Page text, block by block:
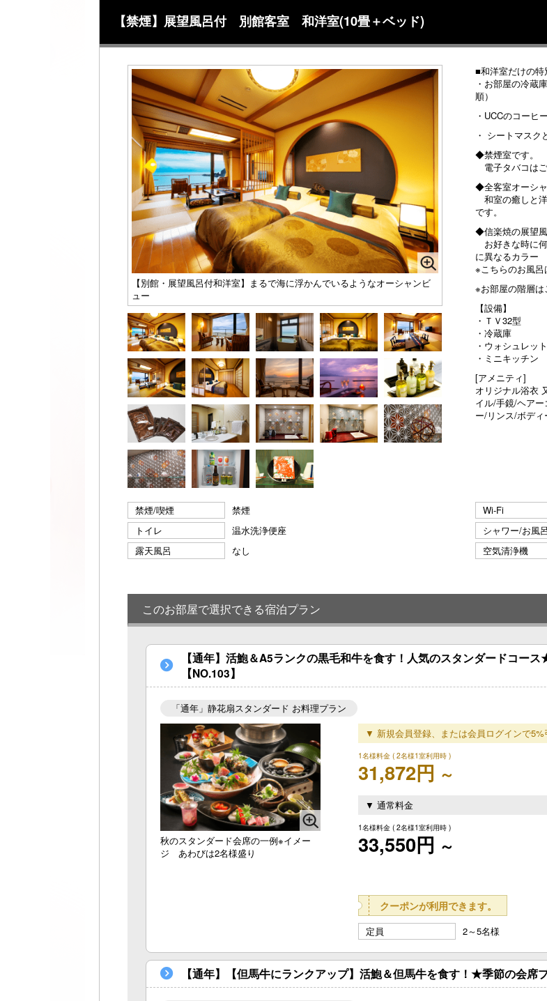
【禁煙】展望風呂付 別館客室 和洋室(10畳＋ベッド)
【別館・展望風呂付和洋室】まるで海に浮かんでいるようなオーシャンビ
ュー
■和洋室だけの
・お部屋の冷蔵
順）
・UCCのコーヒ
・ シートマスク
◆禁煙室です。
電子タバコは
◆全客室オーシ
和室の癒しと
です。
◆信楽焼の展望
お好きな時に
に異なるカラー
※こちらのお風呂
※お部屋の階層
【設備】
・ＴＶ32型
・冷蔵庫
・ウォシュレッ
・ミニキッチン
[アメニティ]
オリジナル浴衣
イル/手鏡/ヘア
ー/リンス/ボデ
禁煙/喫煙 禁煙 Wi-Fi
トイレ
温水洗浄便座 シャワー/お風呂
露天風呂
なし 空気清浄機
このお部屋で選択できる宿泊プラン
【通年】活鮑＆A5ランクの黒毛和牛を食す！人気のスタンダードコー
【NO.103】
「通年」静花扇スタンダード お料理プラン
秋のスタンダード会席の一例※イメー
ジ あわびは2名様盛り
▼ 新規会員登録、または会員ログインで5%
1名様料金 ( 2名様1室利用時 )
31,872円 ～
▼ 通常料金
1名様料金 ( 2名様1室利用時 )
33,550円 ～
クーポンが利用できます。
定員 2～5名様
【通年】【但馬牛にランクアップ】活鮑＆但馬牛を食す！★季節の会席